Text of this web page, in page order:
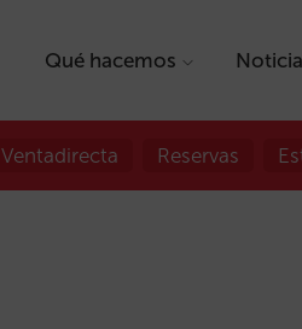
Qué hacemos
Ventadirecta Reservas